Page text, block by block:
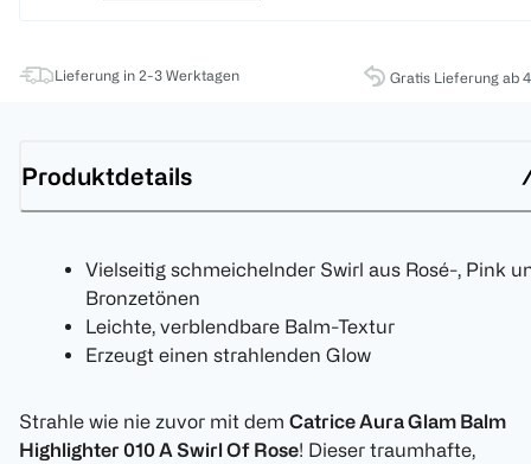
Lieferung in 2-3 Werktagen Gratis Lieferung ab
Produktdetails
Vielseitig schmeichelnder Swirl aus Rosé-, Pink
Bronzetönen
Leichte, verblendbare Balm-Textur
Erzeugt einen strahlenden Glow
Strahle wie nie zuvor mit dem Catrice Aura Glam Balm
Highlighter 010 A Swirl Of Rose! Dieser traumhafte,